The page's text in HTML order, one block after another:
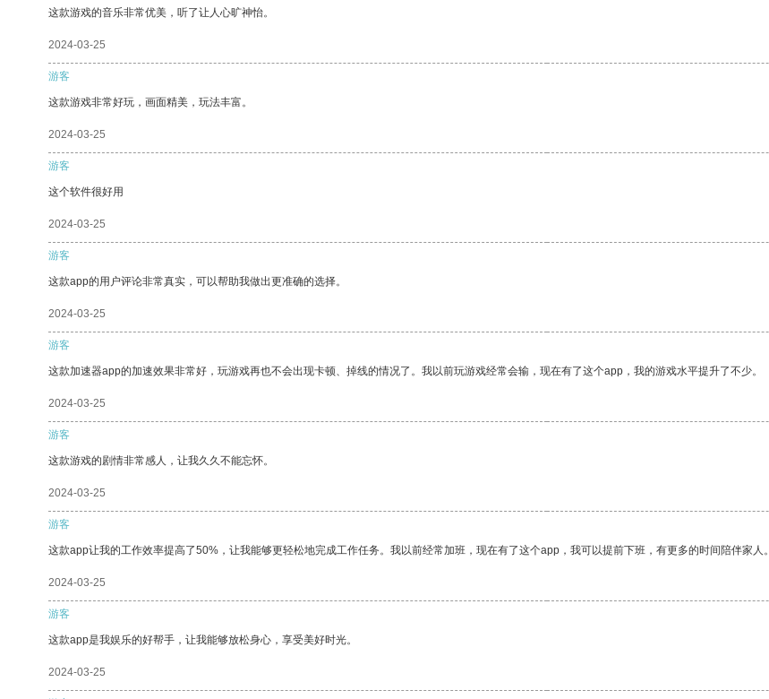
这款游戏的音乐非常优美，听了让人心旷神怡。
2024-03-25
游客
这款游戏非常好玩，画面精美，玩法丰富。
2024-03-25
游客
这个软件很好用
2024-03-25
游客
这款app的用户评论非常真实，可以帮助我做出更准确的选择。
2024-03-25
游客
这款加速器app的加速效果非常好，玩游戏再也不会出现卡顿、掉线的情况了。我以前玩游戏经常会输，现在有了这个app，我的游戏水平提升了不少。
2024-03-25
游客
这款游戏的剧情非常感人，让我久久不能忘怀。
2024-03-25
游客
这款app让我的工作效率提高了50%，让我能够更轻松地完成工作任务。我以前经常加班，现在有了这个app，我可以提前下班，有更多的时间陪伴家人。
2024-03-25
游客
这款app是我娱乐的好帮手，让我能够放松身心，享受美好时光。
2024-03-25